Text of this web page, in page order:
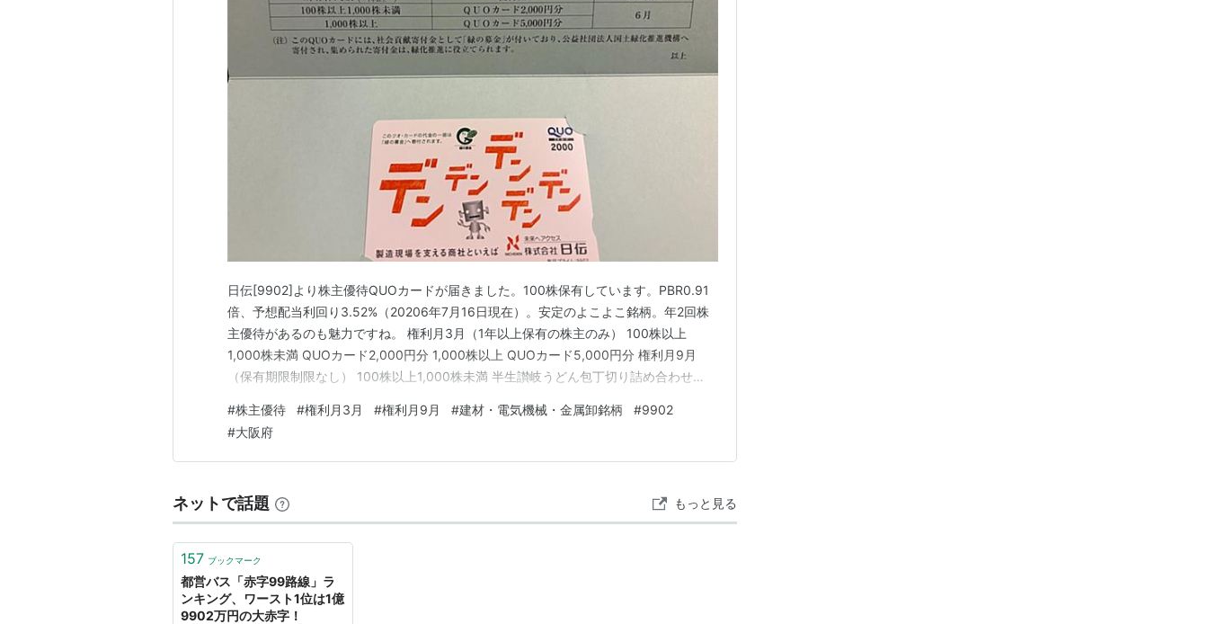
日伝[9902]より株主優待QUOカードが届きました。100株保有しています。PBR0.91
倍、予想配当利回り3.52%（20206年7月16日現在）。安定のよこよこ銘柄。年2回株
主優待があるのも魅力ですね。 権利月3月（1年以上保有の株主のみ） 100株以上
1,000株未満 QUOカード2,000円分 1,000株以上 QUOカード5,000円分 権利月9月
（保有期限制限なし） 100株以上1,000株未満 半生讃岐うどん包丁切り詰め合わせ
#株主優待 #権利月3月 #権利月9月 #建材・電気機械・金属卸銘柄 #9902
#大阪府
ネットで話題 もっと見る
157 ブックマーク
都営バス「赤字99路線」ラ
ンキング、ワースト1位は1億
9902万円の大赤字！